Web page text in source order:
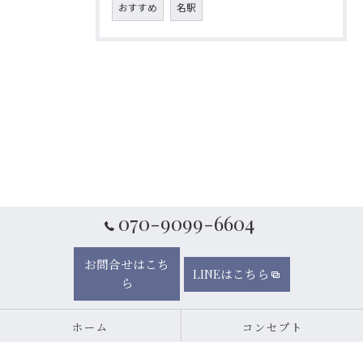
おすすめ 名駅
070-9099-6604
お問合せはこち
ら
LINEはこちら
ホーム コンセプト